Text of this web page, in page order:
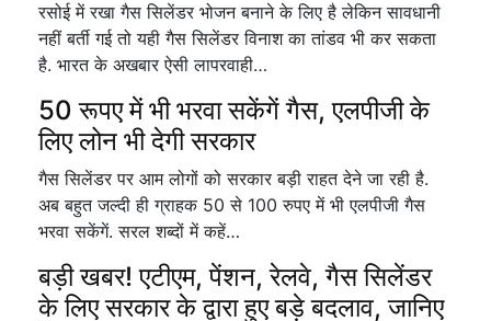
रसोई में रखा गैस सिलेंडर भोजन बनाने के लिए है लेकिन सावधानी
नहीं बर्ती गई तो यही गैस सिलेंडर विनाश का तांडव भी कर सकता
है. भारत के अखबार ऐसी लापरवाही…
50 रूपए में भी भरवा सकेंगें गैस, एलपीजी के
लिए लोन भी देगी सरकार
गैस सिलेंडर पर आम लोगों को सरकार बड़ी राहत देने जा रही है.
अब बहुत जल्दी ही ग्राहक 50 से 100 रुपए में भी एलपीजी गैस
भरवा सकेंगें. सरल शब्दों में कहें…
बड़ी खबर! एटीएम, पेंशन, रेलवे, गैस सिलेंडर
के लिए सरकार के द्वारा हुए बड़े बदलाव, जानिए